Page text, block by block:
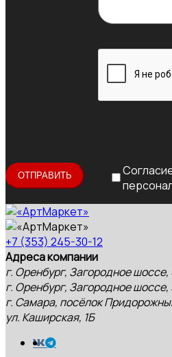
+7 (353) 245-30-12
Адреса компании
г. Оренбург, Загородное шоссе,
г. Оренбург, Загородное
г. Самара, посёлок
ул. Каширская, 1Б